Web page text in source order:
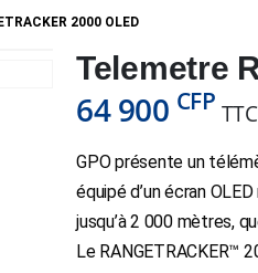
2000 OLED
Telemetre
64 900 CFP TTC
GPO présente un
équipé d’un écran
jusqu’à 2 000 mètres,
Le RANGETRACKER™